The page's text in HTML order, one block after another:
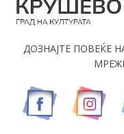
ДОЗНАЈТЕ ПОВЕЌЕ